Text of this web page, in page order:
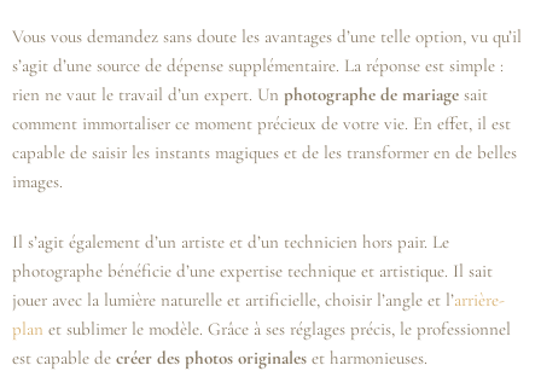
Vous vous demandez sans doute les avantages d’une telle option, vu qu’il
s’agit d’une source de dépense supplémentaire. La réponse est simple :
rien ne vaut le travail d’un expert. Un photographe de mariage sait
comment immortaliser ce moment précieux de votre vie. En effet, il est
capable de saisir les instants magiques et de les transformer en de belles
images.
Il s’agit également d’un artiste et d’un technicien hors pair. Le
photographe bénéficie d’une expertise technique et artistique. Il sait
jouer avec la lumière naturelle et artificielle, choisir l’angle et l’arrière-
plan et sublimer le modèle. Grâce à ses réglages précis, le professionnel
est capable de créer des photos originales et harmonieuses.